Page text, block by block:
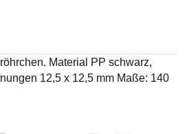
Material PP schwarz,
12,5 x 12,5 mm Maße: 140